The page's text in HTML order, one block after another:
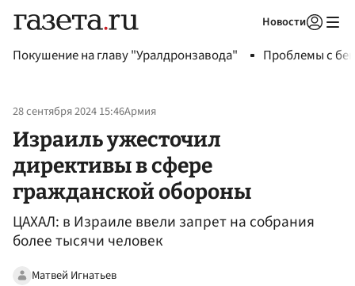
Новости
Покушение на главу "Уралдронзавода" Проблемы с
28 сентября 2024 15:46Армия
Израиль ужесточил
директивы в сфере
гражданской обороны
ЦАХАЛ: в Израиле ввели запрет на собрания
более тысячи человек
Матвей Игнатьев